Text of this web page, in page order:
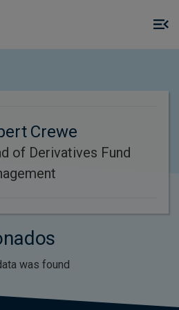
Crewe
of Derivatives Fund
was found